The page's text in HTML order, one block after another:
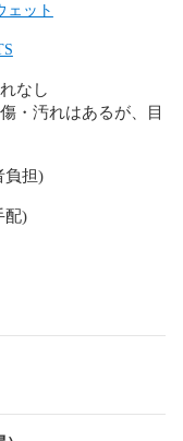
できません。
落としにより完全
ェット
なし
・汚れはあるが、目
負担)
配)